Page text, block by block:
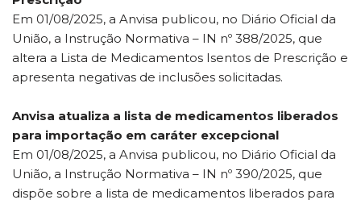
Em 01/08/2025, a Anvisa publicou, no Diário Oficial da
União, a Instrução Normativa – IN nº 388/2025, que
altera a Lista de Medicamentos Isentos de Prescrição e
apresenta negativas de inclusões solicitadas.
Anvisa atualiza a lista de medicamentos liberados
para importação em caráter excepcional
Em 01/08/2025, a Anvisa publicou, no Diário Oficial da
União, a Instrução Normativa – IN nº 390/2025, que
dispõe sobre a lista de medicamentos liberados para